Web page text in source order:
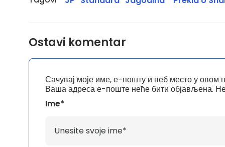
Ostavi komentar
Ваша адреса е-поште неће бити објављена.
Ime*
Сачувај моје име, е-пошту и веб место у овом